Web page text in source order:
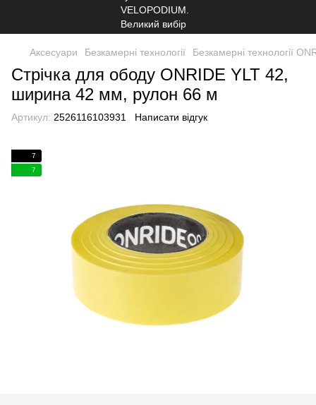
Аксесуари Безкамерні технології Безкамерні технології
Стрічка для ободу ONRIDE YLT 42,
ширина 42 мм, рулон 66 м
Артикул: 2526116103931 Написати відгук
7
7